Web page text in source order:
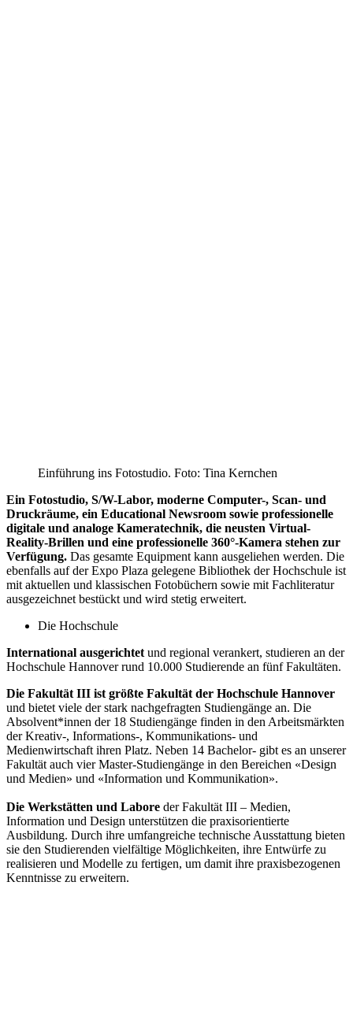
Einführung ins Fotostudio. Foto: Tina Kernchen
Ein Fotostudio, S/W-Labor, moderne Computer-, Scan- und
Druckräume, ein Educational Newsroom sowie professionelle
digitale und analoge Kameratechnik, die neusten Virtual-
Reality-Brillen und eine professionelle 360°-Kamera stehen zur
Verfügung. Das gesamte Equipment kann ausgeliehen werden. Die
ebenfalls auf der Expo Plaza gelegene Bibliothek der Hochschule ist
mit aktuellen und klassischen Fotobüchern sowie mit Fachliteratur
ausgezeichnet bestückt und wird stetig erweitert.
Die Hochschule
International ausgerichtet und regional verankert, studieren an der
Hochschule Hannover rund 10.000 Studierende an fünf Fakultäten.
Die Fakultät III ist größte Fakultät der Hochschule Hannover
und bietet viele der stark nachgefragten Studiengänge an. Die
Absolvent*innen der 18 Studiengänge finden in den Arbeitsmärkten
der Kreativ-, Informations-, Kommunikations- und
Medienwirtschaft ihren Platz. Neben 14 Bachelor- gibt es an unserer
Fakultät auch vier Master-Studiengänge in den Bereichen «Design
und Medien» und «Information und Kommunikation».
Die Werkstätten und Labore der Fakultät III – Medien,
Information und Design unterstützen die praxisorientierte
Ausbildung. Durch ihre umfangreiche technische Ausstattung bieten
sie den Studierenden vielfältige Möglichkeiten, ihre Entwürfe zu
realisieren und Modelle zu fertigen, um damit ihre praxisbezogenen
Kenntnisse zu erweitern.